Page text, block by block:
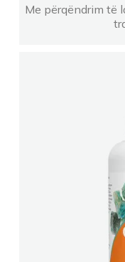
Me përqëndrim të